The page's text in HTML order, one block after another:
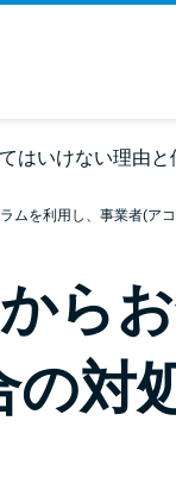
はいけない理由
を利用し、事業者(ア
ら
の対